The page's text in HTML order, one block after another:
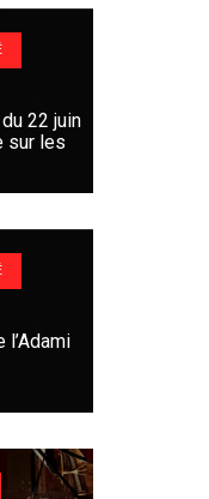
22 juin
sur les
l’Adami